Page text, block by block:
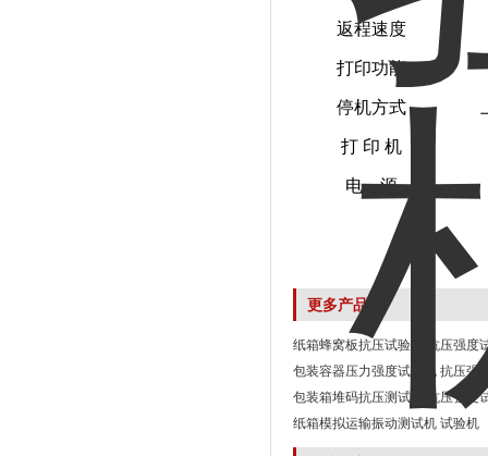
返程速度
打印功能
停机方式
打 印 机
电 源
更多产品
纸箱蜂窝板抗压试验机 抗压强度
包装容器压力强度试验机 抗压强
包装箱堆码抗压测试仪 抗压强度
纸箱模拟运输振动测试机 试验机